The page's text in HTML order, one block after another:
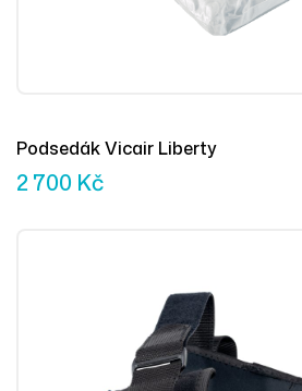
Podsedák Vicair Liberty
2 700 Kč